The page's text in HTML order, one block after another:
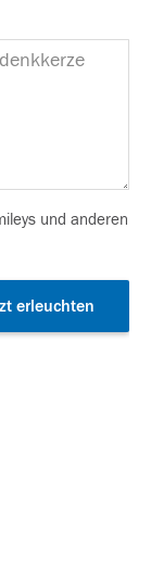
und anderen
erleuchten